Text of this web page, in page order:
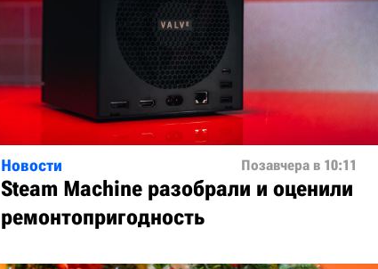
Новости Позавчера в 10:11
Steam Machine разобрали и оценили
ремонтопригодность